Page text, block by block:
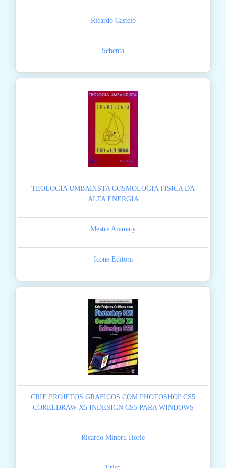
Ricardo Castelo
Sebenta
TEOLOGIA UMBADISTA COSMOLOGIA FISICA DA
ALTA ENERGIA
Mestre Aramaty
Icone Editora
CRIE PROJETOS GRAFICOS COM PHOTOSHOP CS5
CORELDRAW X5 INDESIGN CS5 PARA WINDOWS
Ricardo Minoru Horie